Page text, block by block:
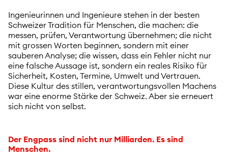
Ingenieurinnen und Ingenieure stehen in der besten
Schweizer Tradition für Menschen, die machen: die
messen, prüfen, Verantwortung übernehmen; die nicht
mit grossen Worten beginnen, sondern mit einer
sauberen Analyse; die wissen, dass ein Fehler nicht nur
eine falsche Aussage ist, sondern ein reales Risiko für
Sicherheit, Kosten, Termine, Umwelt und Vertrauen.
Diese Kultur des stillen, verantwortungsvollen Machens
war eine enorme Stärke der Schweiz. Aber sie erneuert
sich nicht von selbst.
Der Engpass sind nicht nur Milliarden. Es sind
Menschen.